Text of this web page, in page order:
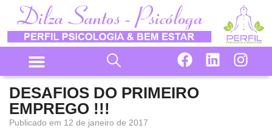
DESAFIOS DO PRIMEIRO
EMPREGO !!!
Publicado em 12 de janeiro de 2017